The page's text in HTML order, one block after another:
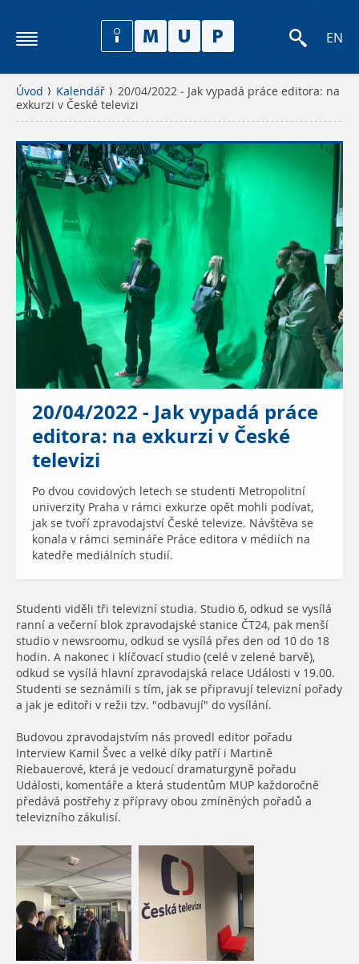
EN
Úvod Kalendář
20/04/2022 - Jak vypadá práce editora: na
exkurzi v České televizi
20/04/2022 - Jak vypadá práce
editora: na exkurzi v České
televizi
Po dvou covidových letech se studenti Metropolitní
univerzity Praha v rámci exkurze opět mohli podívat,
jak se tvoří zpravodajství České televize. Návštěva se
konala v rámci semináře Práce editora v médiích na
katedře mediálních studií.
Studenti viděli tři televizní studia. Studio 6, odkud se vysílá
ranní a večerní blok zpravodajské stanice ČT24, pak menší
studio v newsroomu, odkud se vysílá přes den od 10 do 18
hodin. A nakonec i klíčovací studio (celé v zelené barvě),
odkud se vysílá hlavní zpravodajská relace Události v 19.00.
Studenti se seznámili s tím, jak se připravují televizní pořady
a jak je editoři v režii tzv. "odbavují" do vysílání.
Budovou zpravodajstvím nás provedl editor pořadu
Interview Kamil Švec a velké díky patří i Martině
Riebauerové, která je vedoucí dramaturgyně pořadu
Události, komentáře a která studentům MUP každoročně
předává postřehy z přípravy obou zmíněných pořadů a
televizního zákulisí.